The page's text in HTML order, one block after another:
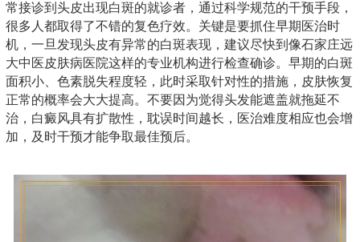
常接诊到头皮出现白斑的就诊者，通过科学规范的干预手段，
很多人都取得了不错的复色疗效。关键是要抓住早期医治时
机，一旦发现头皮有异常的白斑表现，建议尽快到像石家庄远
大中医皮肤病医院这样的专业机构进行检查确诊。早期的白斑
面积小、色素脱失程度轻，此时采取针对性的措施，皮肤恢复
正常的概率会大大提高。不要因为觉得头发能遮盖就拖延不
治，白癜风具有扩散性，耽误时间越长，医治难度相应也会增
加，及时干预才能争取最佳预后。